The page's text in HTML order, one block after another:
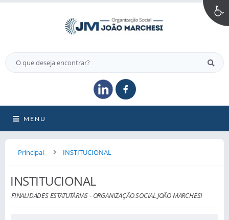
MENU
Principal INSTITUCIONAL
INSTITUCIONAL
FINALIDADES ESTATUTÁRIAS - ORGANIZAÇÃO SOCIAL JOÃO MARCHESI